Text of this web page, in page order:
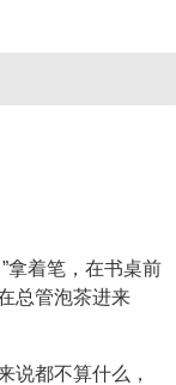
拿着笔，在书桌前
总管泡茶进来
说都不算什么，